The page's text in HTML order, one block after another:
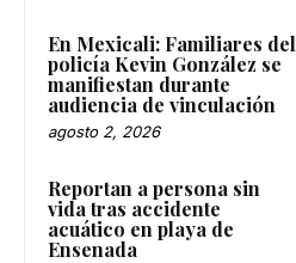
En Mexicali: Familiares del
policía Kevin González se
manifiestan durante
audiencia de vinculación
agosto 2, 2026
Reportan a persona sin
vida tras accidente
acuático en playa de
Ensenada